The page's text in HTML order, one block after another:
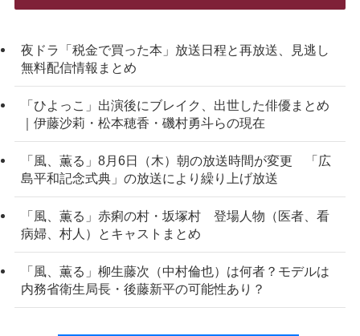
夜ドラ「税金で買った本」放送日程と再放送、見逃し
無料配信情報まとめ
「ひよっこ」出演後にブレイク、出世した俳優まとめ
｜伊藤沙莉・松本穂香・磯村勇斗らの現在
「風、薫る」8月6日（木）朝の放送時間が変更 「広
島平和記念式典」の放送により繰り上げ放送
「風、薫る」赤痢の村・坂塚村 登場人物（医者、看
病婦、村人）とキャストまとめ
「風、薫る」柳生藤次（中村倫也）は何者？モデルは
内務省衛生局長・後藤新平の可能性あり？